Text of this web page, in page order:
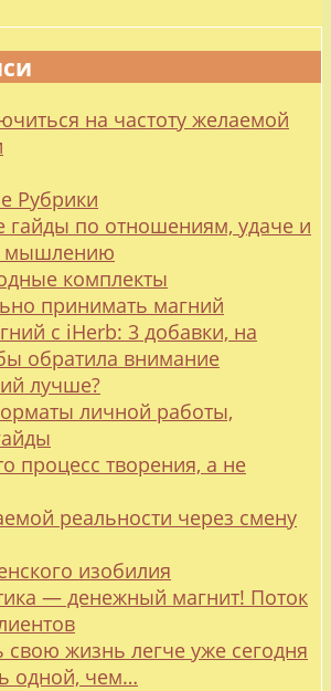
на частоту желаемой
Рубрики
гайды по отношениям, удаче и
мышлению
комплекты
принимать магний
с iHerb: 3 добавки, на
обратила внимание
лучше?
личной работы,
процесс творения, а не
реальности через смену
изобилия
— денежный магнит! Поток
свою жизнь легче уже сегодня
одной, чем…